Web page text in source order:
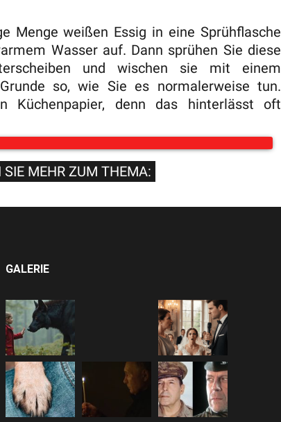
Menge weißen Essig in eine Sprühflasche
Wasser auf. Dann sprühen Sie diese
und wischen sie mit einem
so, wie Sie es normalerweise tun.
Küchenpapier, denn das hinterlässt oft
SIE MEHR ZUM THEMA:
GALERIE